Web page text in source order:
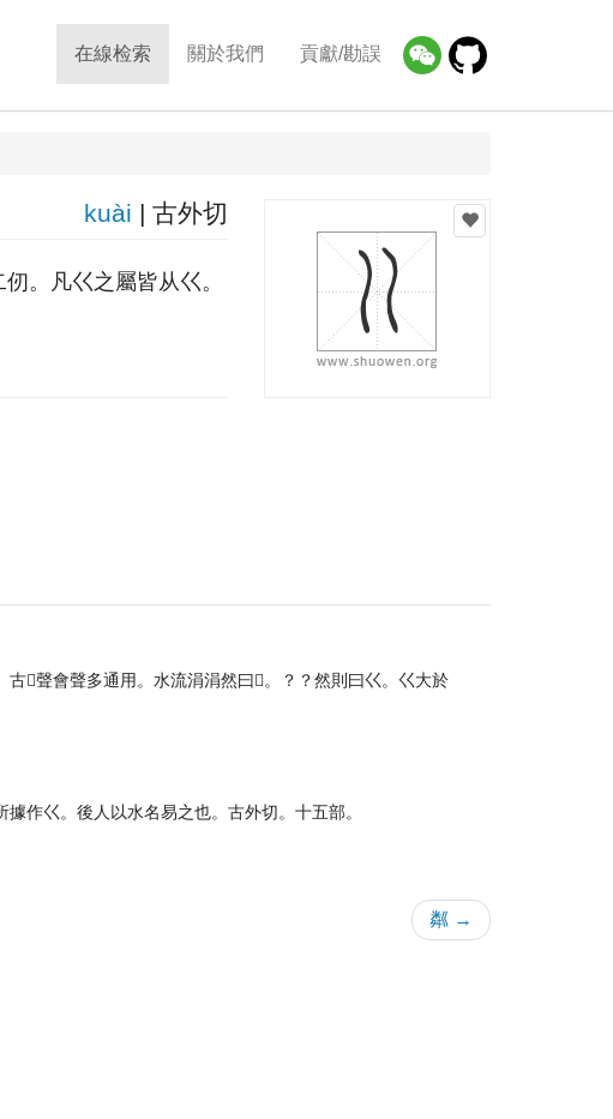
在線检索 關於我們 貢獻/勘誤
kuài | 古外切
。凡巜之屬皆从巜。
𠯑聲會聲多通用。水流涓涓然曰𡿨。？？然則曰巜。巜大於
作巜。後人以水名易之也。古外切。十五部。
粼 →